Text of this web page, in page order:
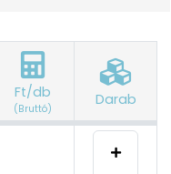
Ft/db
(Bruttó)
Darab